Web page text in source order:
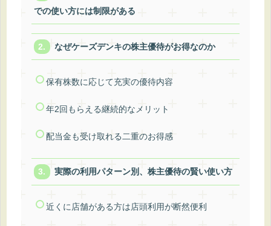
での使い方には制限がある
なぜケーズデンキの株主優待がお得なのか
保有株数に応じて充実の優待内容
年2回もらえる継続的なメリット
配当金も受け取れる二重のお得感
実際の利用パターン別、株主優待の賢い使い方
近くに店舗がある方は店頭利用が断然便利